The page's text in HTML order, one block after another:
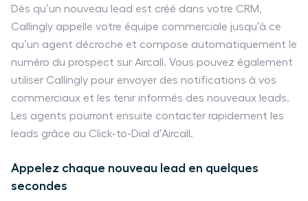
Dès qu’un nouveau lead est créé dans votre CRM,
Callingly appelle votre équipe commerciale jusqu’à ce
qu’un agent décroche et compose automatiquement le
numéro du prospect sur Aircall. Vous pouvez également
utiliser Callingly pour envoyer des notifications à vos
commerciaux et les tenir informés des nouveaux leads.
Les agents pourront ensuite contacter rapidement les
leads grâce au Click-to-Dial d’Aircall.
Appelez chaque nouveau lead en quelques
secondes